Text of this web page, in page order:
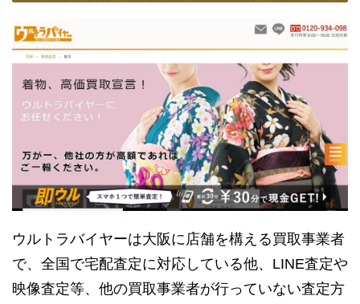
ウルトラバイヤーは大阪に店舗を構える買取事業者
で、全国で宅配査定に対応している他、LINE査定や
映像査定等、他の買取事業者が行っていない査定方